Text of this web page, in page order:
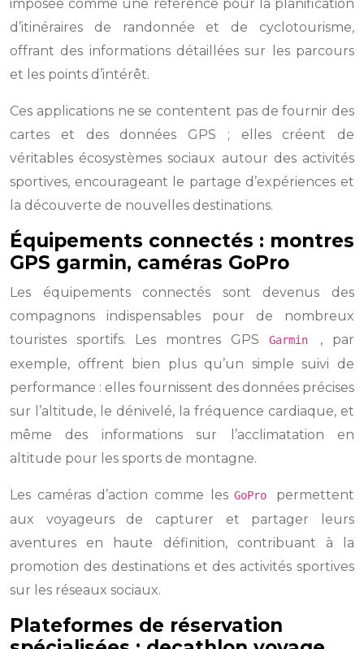
imposée comme une référence pour la planification
d’itinéraires de randonnée et de cyclotourisme,
offrant des informations détaillées sur les parcours
et les points d’intérêt.
Ces applications ne se contentent pas de fournir des
cartes et des données GPS ; elles créent de
véritables écosystèmes sociaux autour des activités
sportives, encourageant le partage d’expériences et
la découverte de nouvelles destinations.
Équipements connectés : montres
GPS garmin, caméras GoPro
Les équipements connectés sont devenus des
compagnons indispensables pour de nombreux
touristes sportifs. Les montres GPS
Garmin , par
exemple, offrent bien plus qu’un simple suivi de
performance : elles fournissent des données précises
sur l’altitude, le dénivelé, la fréquence cardiaque, et
même des informations sur l’acclimatation en
altitude pour les sports de montagne.
Les caméras d’action comme lesGoPro permettent
aux voyageurs de capturer et partager leurs
aventures en haute définition, contribuant à la
promotion des destinations et des activités sportives
sur les réseaux sociaux.
Plateformes de réservation